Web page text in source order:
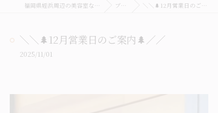
福岡県姪浜周辺の美容室ならENONN+ ブログ ＼＼🌲12月営業日のご案内🌲／／
＼＼🌲12月営業日のご案内🌲／／
2025/11/01